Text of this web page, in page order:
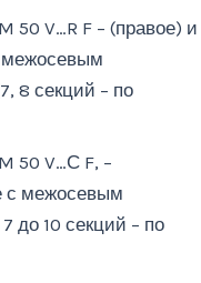
50 V…R F – (правое) и
межосевым
8 секций – по
50 V…С F, –
с межосевым
до 10 секций – по